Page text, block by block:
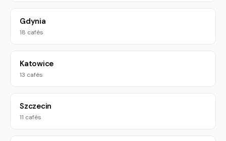
Gdynia
18 cafés
Katowice
13 cafés
Szczecin
11 cafés